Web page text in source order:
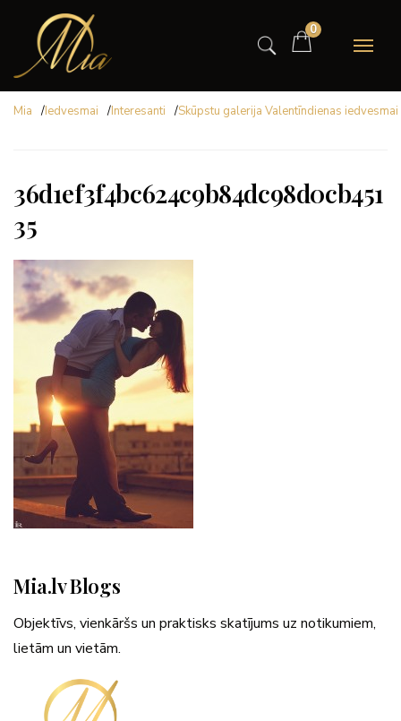
0
Mia /Iedvesmai /Interesanti /Skūpstu galerija Valentīndienas iedvesmai
36d1ef3f4bc624c9b84dc98d0cb451
35
Mia.lv Blogs
Objektīvs, vienkāršs un praktisks skatījums uz notikumiem,
lietām un vietām.